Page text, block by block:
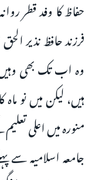
حفاظ کا وفد قطر
فرزند حافظ نذیر
وہ اب تک بھی
ہیں، لیکن میں نو
منورہ میں اعلی
جامعہ اسلامیہ